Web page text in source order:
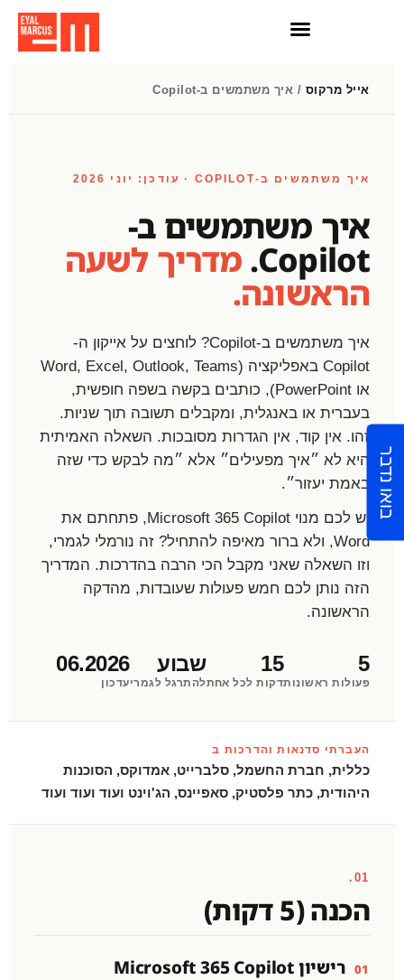
אייל מרקוס / איך משתמשים ב-Copilot
איך משתמשים ב-COPILOT · עודכן: יוני 2026
איך משתמשים ב-
Copilot. מדריך לשעה
הראשונה.
איך משתמשים ב-Copilot? לוחצים על אייקון ה-
Copilot באפליקציה (Word, Excel, Outlook, Teams
או PowerPoint), כותבים בקשה בשפה חופשית,
בעברית או באנגלית, ומקבלים תשובה תוך שניות.
זהו. אין קוד, אין הגדרות מסובכות. השאלה האמיתית
היא לא ״איך מפעילים״ אלא ״מה לבקש כדי שזה
באמת יעזור״.
יש לכם מנוי Microsoft 365 Copilot, פתחתם את
Word, ולא ברור מאיפה להתחיל? זה נורמלי לגמרי,
וזו השאלה שאני מקבל הכי הרבה בהדרכות. המדריך
הזה נותן לכם חמש פעולות שעובדות, מהדקה
הראשונה.
5
פעולות ראשונות
15
דקות לכל אחת
שבוע
להתרגל לגמרי
06.2026
עדכון
העברתי סדנאות והדרכות ב
כללית, חברת החשמל, סלברייט, אמדוקס, הסוכנות
היהודית, כתר פלסטיק, סאפיינס, הג'וינט ועוד ועוד ועוד
01.
הכנה (5 דקות)
01 רישיון Microsoft 365 Copilot
בואו נדבר